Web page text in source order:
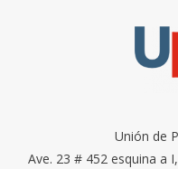
Unión de
Ave. 23 # 452 esquina a